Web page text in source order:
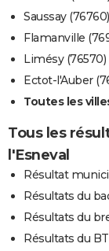
Saussay (76760)
Flamanville
Limésy (76570)
Ectot-l'Auber
Toutes les
Tous les
l'Esneval
Résultat
Résultats du
Résultats du
Résultats du